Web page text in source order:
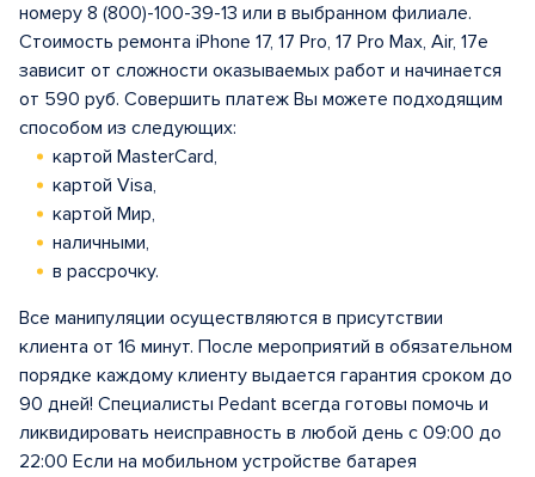
номеру 8 (800)-100-39-13 или в выбранном филиале.
Стоимость ремонта iPhone 17, 17 Pro, 17 Pro Max, Air, 17e
зависит от сложности оказываемых работ и начинается
от 590 руб. Совершить платеж Вы можете подходящим
способом из следующих:
картой MasterCard,
картой Visa,
картой Мир,
наличными,
в рассрочку.
Все манипуляции осуществляются в присутствии
клиента от 16 минут. После мероприятий в обязательном
порядке каждому клиенту выдается гарантия сроком до
90 дней! Специалисты Pedant всегда готовы помочь и
ликвидировать неисправность в любой день с 09:00 до
22:00 Если на мобильном устройстве батарея